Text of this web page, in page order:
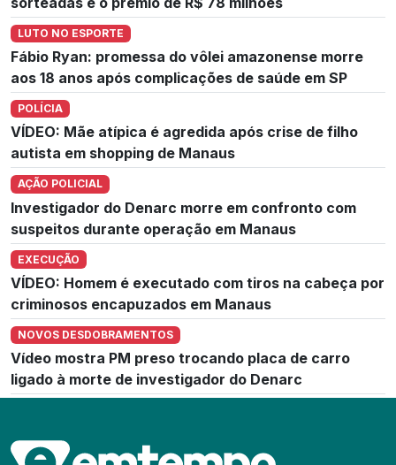
LUTO NO ESPORTE
Fábio Ryan: promessa do vôlei amazonense morre
aos 18 anos após complicações de saúde em SP
POLÍCIA
VÍDEO: Mãe atípica é agredida após crise de filho
autista em shopping de Manaus
AÇÃO POLICIAL
Investigador do Denarc morre em confronto com
suspeitos durante operação em Manaus
EXECUÇÃO
VÍDEO: Homem é executado com tiros na cabeça por
criminosos encapuzados em Manaus
NOVOS DESDOBRAMENTOS
Vídeo mostra PM preso trocando placa de carro
ligado à morte de investigador do Denarc